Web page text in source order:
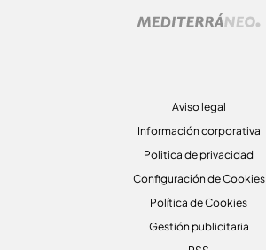
Aviso legal
Información corporativa
Politica de privacidad
Configuración de Cookies
Política de Cookies
Gestión publicitaria